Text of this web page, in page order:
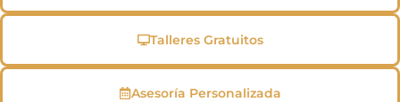
Talleres Gratuitos
Asesoría Personalizada